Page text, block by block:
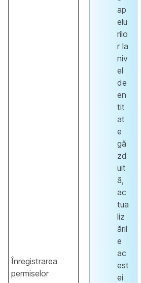
Înregistrarea
permiselor
ap
elu
rilo
r la
niv
el
de
en
tit
at
e
gă
zd
uit
ă,
ac
tua
liz
ăril
e
ac
est
ei